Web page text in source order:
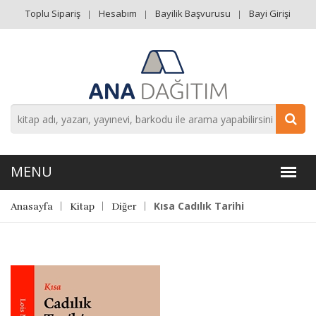
Toplu Sipariş Hesabım Bayilik Başvurusu Bayi Girişi
Anasayfa Kitap Diğer Kısa Cadılık Tarihi